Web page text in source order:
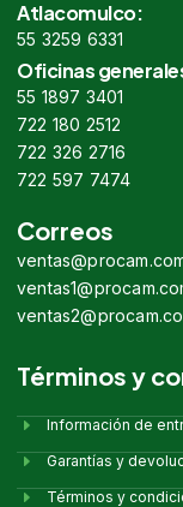
Atlacomulco:
55 3259 6331
Oficinas
55 1897 3401
722 180 2512
722 326 2716
722 597 7474
Correos
Términos y
Información de
Garantías y
Términos y